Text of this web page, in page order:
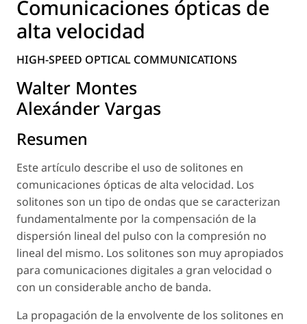
Comunicaciones ópticas de
alta velocidad
HIGH-SPEED OPTICAL COMMUNICATIONS
Walter Montes
Alexánder Vargas
Resumen
Este artículo describe el uso de solitones en
comunicaciones ópticas de alta velocidad. Los
solitones son un tipo de ondas que se caracterizan
fundamentalmente por la compensación de la
dispersión lineal del pulso con la compresión no
lineal del mismo. Los solitones son muy apropiados
para comunicaciones digitales a gran velocidad o
con un considerable ancho de banda.
La propagación de la envolvente de los solitones en